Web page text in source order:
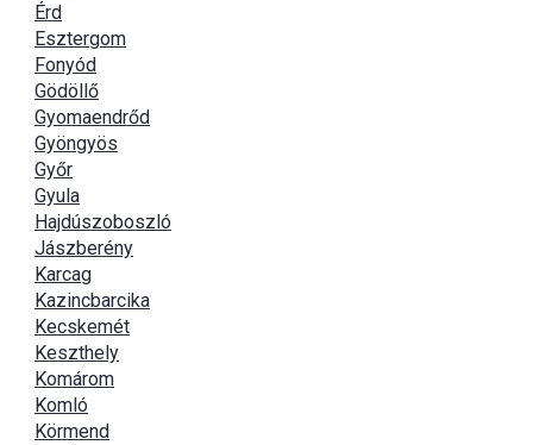
Érd
Esztergom
Fonyód
Gödöllő
Gyomaendrőd
Gyöngyös
Győr
Gyula
Hajdúszoboszló
Jászberény
Karcag
Kazincbarcika
Kecskemét
Keszthely
Komárom
Komló
Körmend